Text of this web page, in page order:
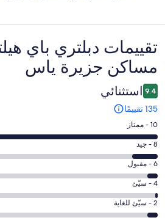
التقييمات تقييمات ⁦دبلتري
مساكن جزيرة ياس⁩
9.4 استثنائي
135 تقييمًا
درجة
التصنيف
10
-
ممتاز.
110
من
أصل
10 - ممتاز
درجة
التصنيف
8
-
جيد.
13
8 - جيد
درجة
التصنيف
6
-
مقبول.
6 - مقبول
درجة
التصنيف
4
4 - سيّئ
درجة
التصنيف
2 - سيّئ للغاية